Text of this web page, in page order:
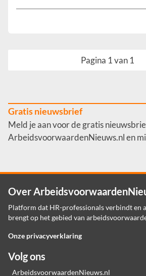
Pagina 1 van 1
Gratis nieuwsbrief
Meld je aan voor de gratis
ArbeidsvoorwaardenNieuws.nl en
Over
Platform dat HR-professionals verbindt en
brengt op het gebied van
Onze privacyverklaring
Volg ons
ArbeidsvoorwaardenNieuws.nl